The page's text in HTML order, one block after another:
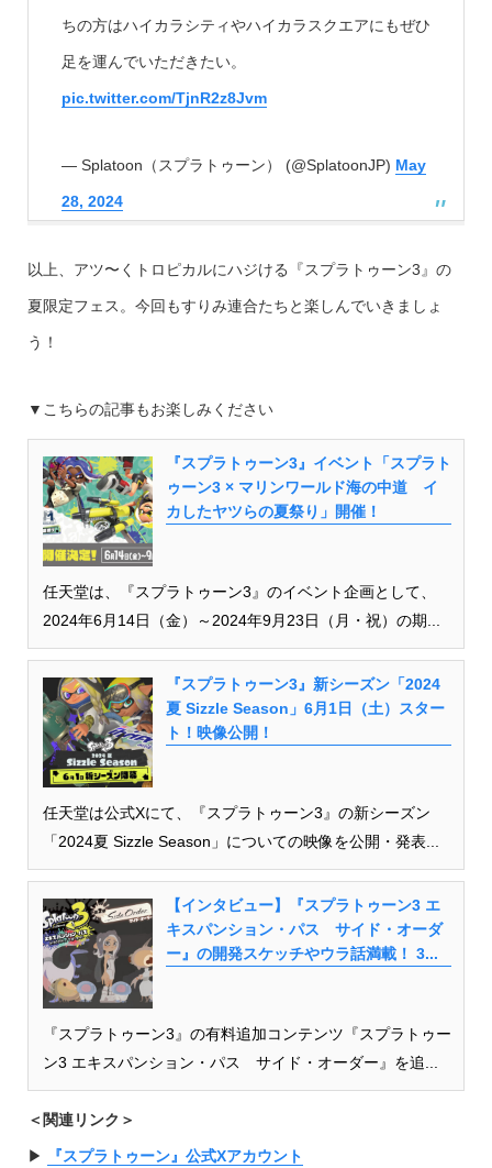
ちの方はハイカラシティやハイカラスクエアにもぜひ
足を運んでいただきたい。
pic.twitter.com/TjnR2z8Jvm
— Splatoon（スプラトゥーン） (@SplatoonJP) May
28, 2024
以上、アツ〜くトロピカルにハジける『スプラトゥーン3』の
夏限定フェス。今回もすりみ連合たちと楽しんでいきましょ
う！
▼こちらの記事もお楽しみください
『スプラトゥーン3』イベント「スプラト
ゥーン3 × マリンワールド海の中道 イ
カしたヤツらの夏祭り」開催！
任天堂は、『スプラトゥーン3』のイベント企画として、
2024年6月14日（金）～2024年9月23日（月・祝）の期...
『スプラトゥーン3』新シーズン「2024
夏 Sizzle Season」6月1日（土）スター
ト！映像公開！
任天堂は公式Xにて、『スプラトゥーン3』の新シーズン
「2024夏 Sizzle Season」についての映像を公開・発表...
【インタビュー】『スプラトゥーン3 エ
キスパンション・パス サイド・オーダ
ー』の開発スケッチやウラ話満載！ 3...
『スプラトゥーン3』の有料追加コンテンツ『スプラトゥー
ン3 エキスパンション・パス サイド・オーダー』を追...
＜関連リンク＞
▶︎ 『スプラトゥーン』公式Xアカウント